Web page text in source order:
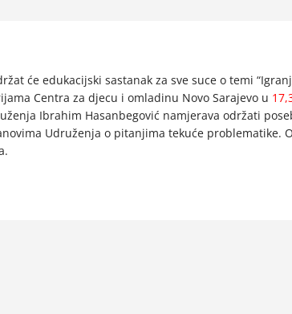
će edukacijski sastanak za sve suce o temi
Centra za djecu i omladinu Novo Sarajevo u
Ibrahim Hasanbegović namjerava održati
Udruženja o pitanjima tekuće problematike.